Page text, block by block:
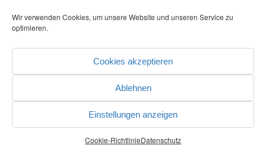
Wir verwenden Cookies, um unsere Website und unseren Service zu
optimieren.
Cookies akzeptieren
Ablehnen
Einstellungen anzeigen
Cookie-RichtlinieDatenschutz